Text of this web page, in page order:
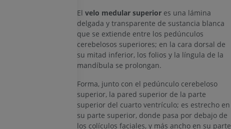
El velo medular superior es una lámina
delgada y transparente de sustancia blanca
que se extiende entre los pedúnculos
cerebelosos superiores; en la cara dorsal de
su mitad inferior, los folios y la língula de la
mandíbula se prolongan.
Forma, junto con el pedúnculo cerebeloso
superior, la pared superior de la parte
superior del cuarto ventrículo; es estrecho en
su parte superior, donde pasa por debajo de
los colículos faciales, y más ancho en su parte